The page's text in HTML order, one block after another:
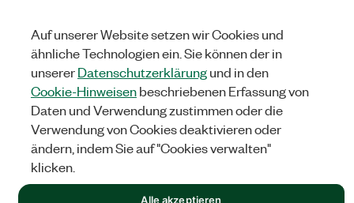
YouTube
Twitter
RECHTLICHE HINWEISE
©NATIONAL INSTRUMENTS CORP. ALLE RECHTE VORBEHALTEN.
Auf unserer Website setzen wir Cookies und
ähnliche Technologien ein. Sie können der in
unsererDatenschutzerklärungund in den
Cookie-Hinweisenbeschriebenen Erfassung von
Daten und Verwendung zustimmen oder die
Verwendung von Cookies deaktivieren oder
ändern, indem Sie auf "Cookies verwalten"
klicken.
Alle akzeptieren